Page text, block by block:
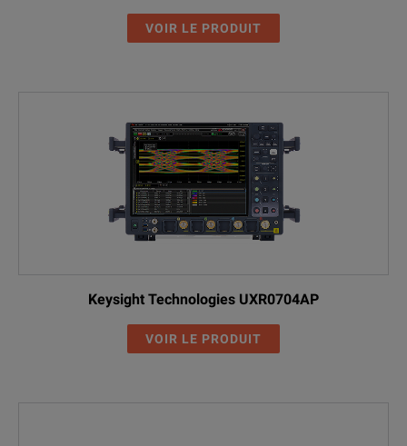
VOIR LE PRODUIT
Keysight Technologies UXR0704AP
VOIR LE PRODUIT